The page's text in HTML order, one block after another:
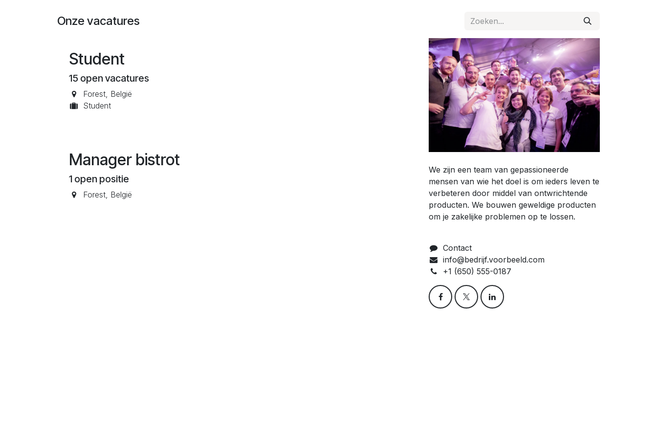
Onze vacatures
Student
15 open vacatures
Forest, België
Student
Manager bistrot
1 open positie
Forest, België
We zijn een team van gepassioneerde
mensen van wie het doel is om ieders leven te
verbeteren door middel van ontwrichtende
producten. We bouwen geweldige producten
om je zakelijke problemen op te lossen.
Contact
info@bedrijf.voorbeeld.com
+1 (650) 555-0187